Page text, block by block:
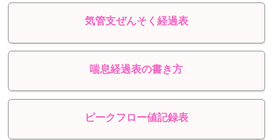
気管支ぜんそく経過表
喘息経過表の書き方
ピークフロー値記録表